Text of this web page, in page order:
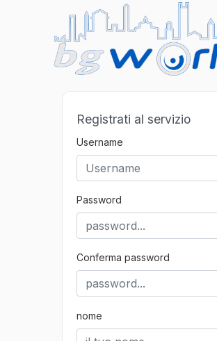
Registrati al servizio
Username
Password
Conferma password
nome